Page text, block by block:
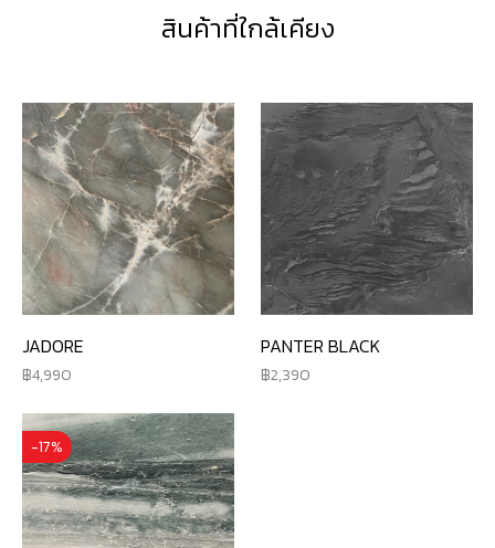
สินค้าที่ใกล้เคียง
JADORE
4,990
PANTER BLACK
2,390
-17%